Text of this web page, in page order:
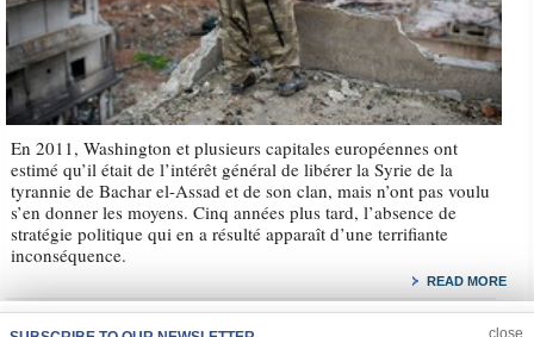
En 2011, Washington et plusieurs capitales européennes ont
estimé qu’il était de l’intérêt général de libérer la Syrie de la
tyrannie de Bachar el-Assad et de son clan, mais n’ont pas voulu
s’en donner les moyens. Cinq années plus tard, l’absence de
stratégie politique qui en a résulté apparaît d’une terrifiante
inconséquence.
READ MORE
close
JOIN US CLOSE